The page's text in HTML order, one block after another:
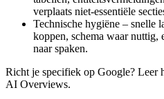
verplaats niet-essentiële
Technische hygiëne – snelle
koppen, schema waar nuttig,
naar spaken.
Richt je specifiek op Google? Leer
AI Overviews.